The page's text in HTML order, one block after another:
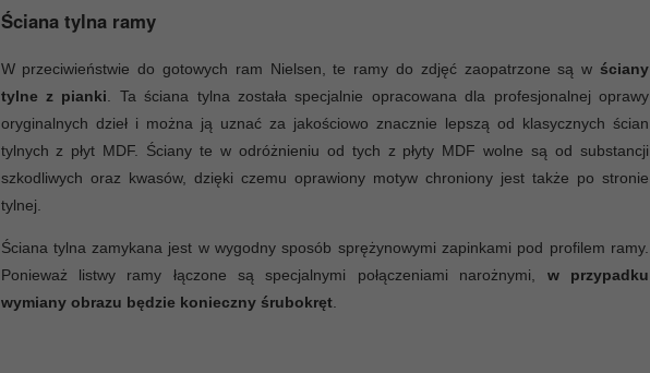
Ściana tylna ramy
W przeciwieństwie do gotowych ram Nielsen, te ramy do zdjęć zaopatrzone są w ściany
tylne z pianki . Ta ściana tylna została specjalnie opracowana dla profesjonalnej oprawy
oryginalnych dzieł i można ją uznać za jakościowo znacznie lepszą od klasycznych ścian
tylnych z płyt MDF. Ściany te w odróżnieniu od tych z płyty MDF wolne są od substancji
szkodliwych oraz kwasów, dzięki czemu oprawiony motyw chroniony jest także po stronie
tylnej.
Ściana tylna zamykana jest w wygodny sposób sprężynowymi zapinkami pod profilem ramy.
Ponieważ listwy ramy łączone są specjalnymi połączeniami narożnymi, w przypadku
wymiany obrazu będzie konieczny śrubokręt.